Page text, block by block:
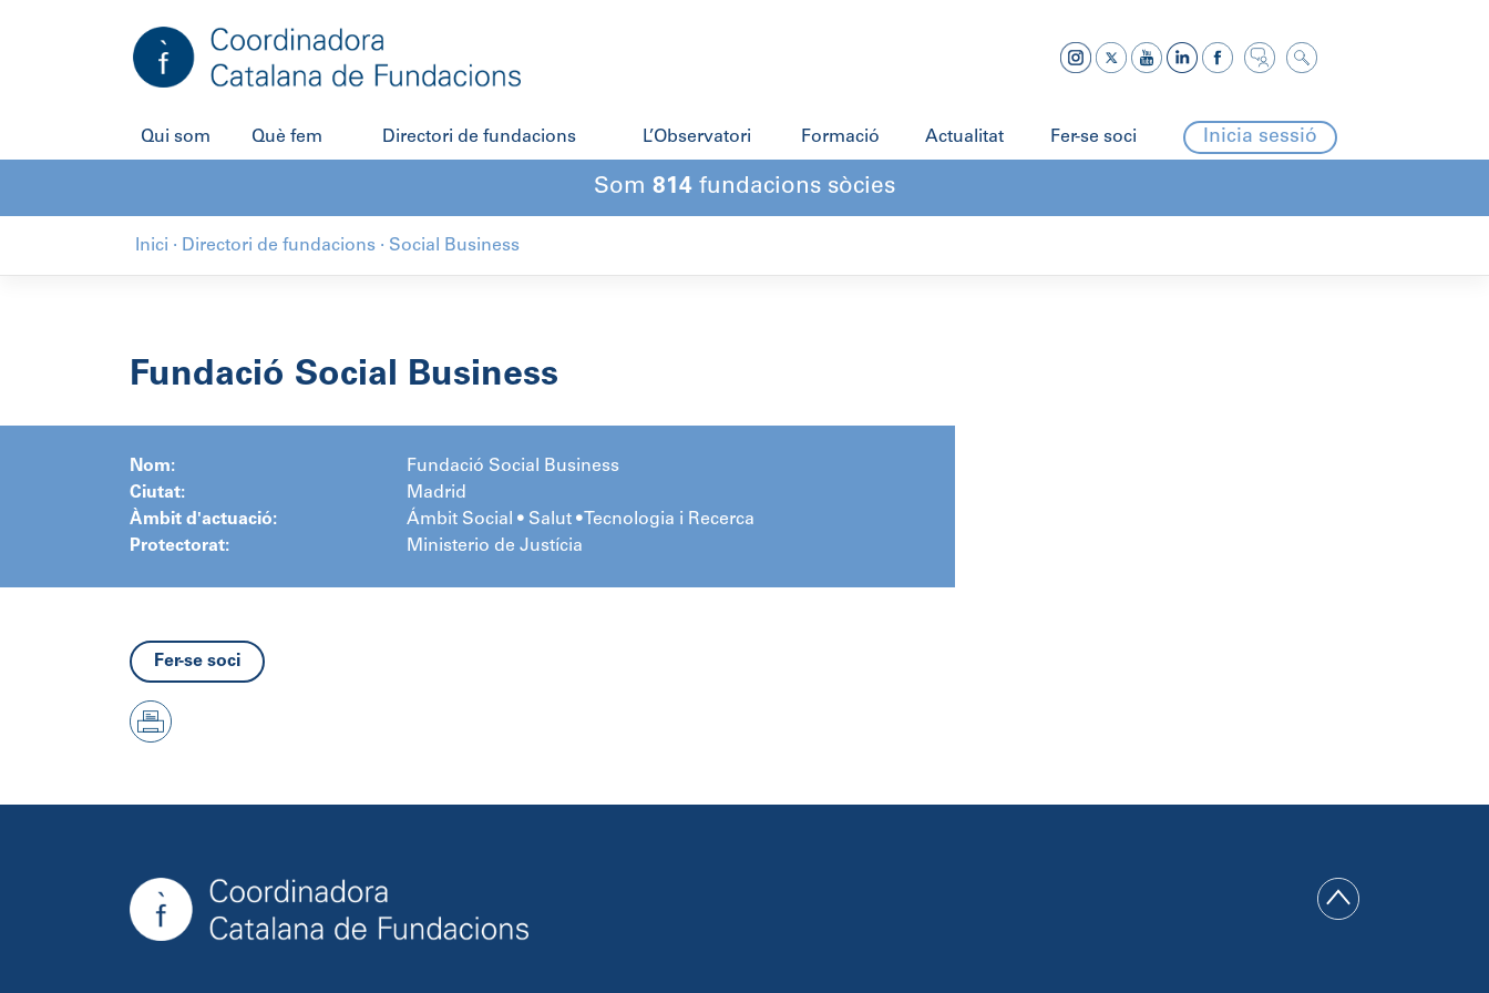
Qui som Què fem Directori de fundacions L’Observatori Formació Actualitat Fer-se soci Inicia sessió
Som 814 fundacions sòcies
Inici · Directori de fundacions · Social Business
Fundació Social Business
Nom:
Fundació Social Business
Ciutat:
Madrid
Àmbit d'actuació:
Ámbit Social • Salut • Tecnologia i Recerca
Protectorat:
Ministerio de Justícia
Fer-se soci